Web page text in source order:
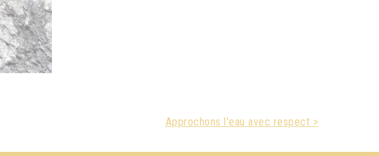
Approchons l'eau avec respect >